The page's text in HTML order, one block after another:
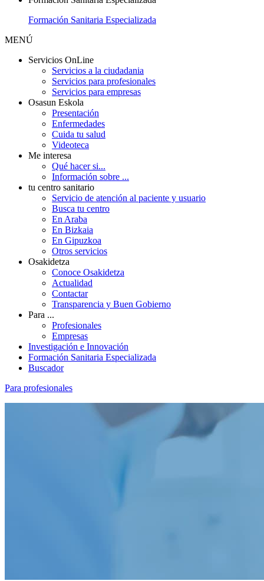
Formación Sanitaria Especializada
MENÚ
Servicios OnLine
Servicios a la ciudadania
Servicios para profesionales
Servicios para empresas
Osasun Eskola
Presentación
Enfermedades
Cuida tu salud
Videoteca
Me interesa
Qué hacer si...
Información sobre ...
tu centro sanitario
Servicio de atención al paciente y usuario
Busca tu centro
En Araba
En Bizkaia
En Gipuzkoa
Otros servicios
Osakidetza
Conoce Osakidetza
Actualidad
Contactar
Transparencia y Buen Gobierno
Para ...
Profesionales
Empresas
Investigación e Innovación
Formación Sanitaria Especializada
Buscador
Para profesionales